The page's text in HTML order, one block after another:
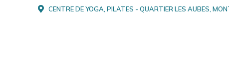
CENTRE DE YOGA, PILATES - QUARTIER LES AUBES,